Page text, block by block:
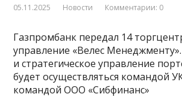
05.11.2025 Новости Комментарии: 0
Газпромбанк передал 14
управление «Велес
и стратегическое управление
будет осуществляться командой
командой ООО «Сибфинанс»